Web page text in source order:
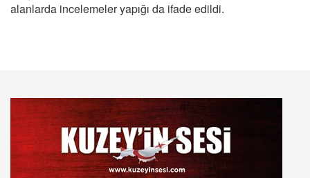
alanlarda incelemeler yapığı da ifade edildi.